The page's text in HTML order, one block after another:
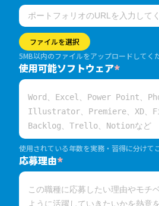
ファイルを選択
5MB以内のファイルをアップロードしてく
使用可能ソフトウェア*
使用されている年数を実務・習得に分けて
応募理由*